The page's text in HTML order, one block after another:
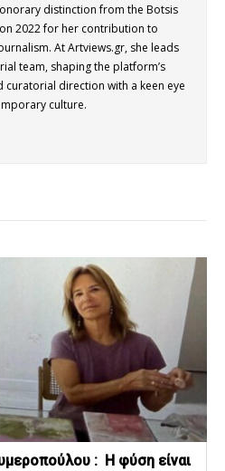
distinction from the Botsis
2022 for her contribution to
At Artviews.gr, she leads
team, shaping the platform’s
curatorial direction with a keen eye
culture.
: Η φύση είναι